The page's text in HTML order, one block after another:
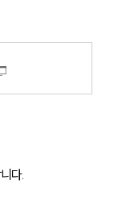
다.